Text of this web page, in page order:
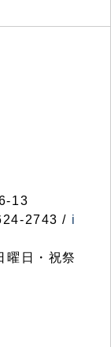
13
2743 / i
曜日・祝祭